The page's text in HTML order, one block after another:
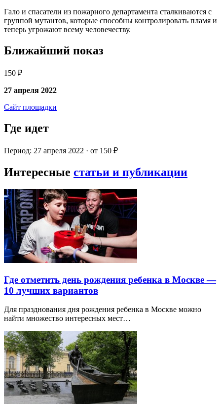
Гало и спасатели из пожарного департамента сталкиваются с
группой мутантов, которые способны контролировать пламя и
теперь угрожают всему человечеству.
Ближайший показ
150 ₽
27 апреля 2022
Сайт площадки
Где идет
Период: 27 апреля 2022 · от 150 ₽
Интересные статьи и публикации
Где отметить день рождения ребенка в Москве —
10 лучших вариантов
Для празднования дня рождения ребенка в Москве можно
найти множество интересных мест…